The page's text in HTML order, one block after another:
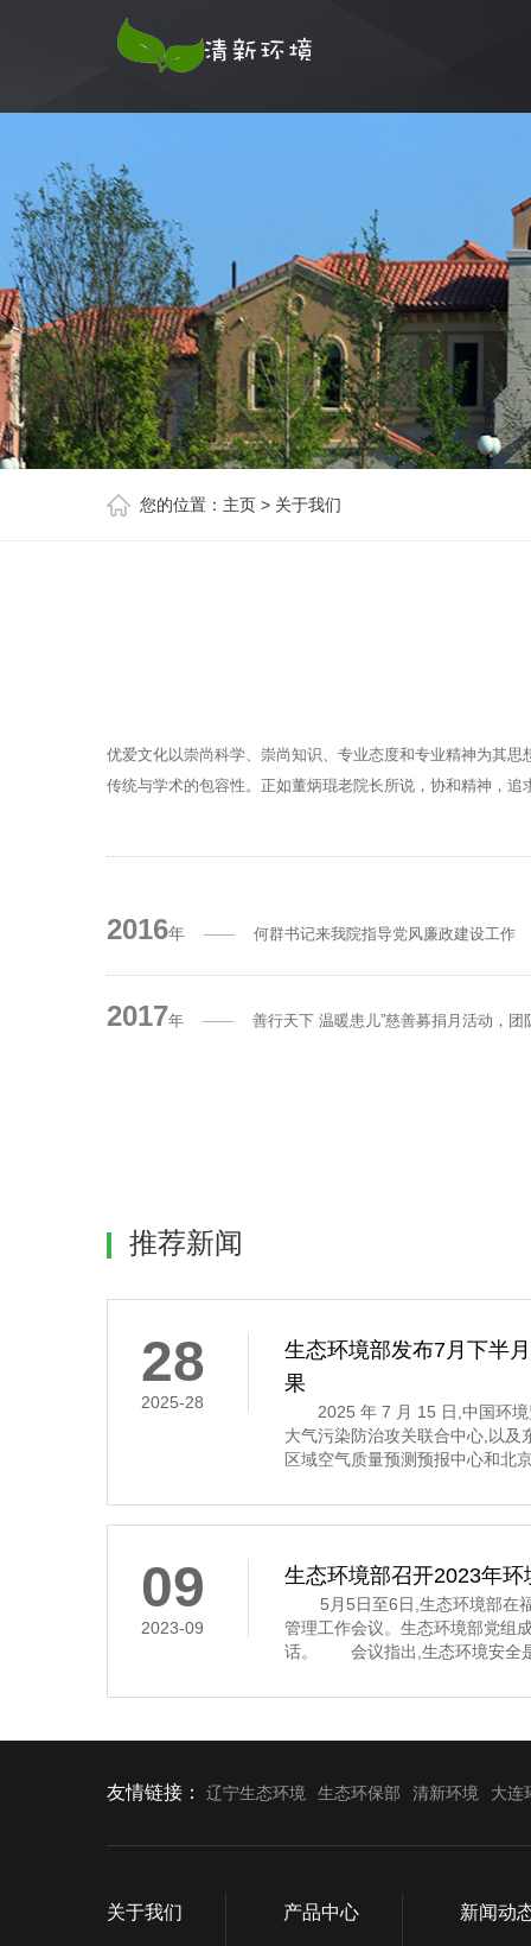
您的位置： 主页 > 关于我们
优爱文化以崇尚科学、崇尚知识、专业态度和专业精神为其
传统与学术的包容性。正如董炳琨老院长所说，协和精神，
2016年 —— 何群书记来我院指导党风廉政建设工作
2017年 —— 善行天下 温暖患儿”慈善募捐月活动，团
推荐新闻
28
2025-28
生态环境部发布7月下半
果
2025 年 7 月 15 日,中国环境
大气污染防治攻关联合中心,以及
区域空气质量预测预报中心和北
示,7 月下半月全国大部分地区空
其中,京津冀及
09
2023-09
生态环境部召开2023年
5月5日至6日,生态环境部在福
管理工作会议。生态环境部党组
话。 会议指出,生态环境安全
安全,多次作出重要指示批示,为
近年来,全国环
友情链接： 辽宁生态环境 生态环保部 清新环境 大连
关于我们 产品中心 新闻动